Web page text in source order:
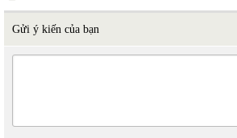
Gửi ý kiến của bạn